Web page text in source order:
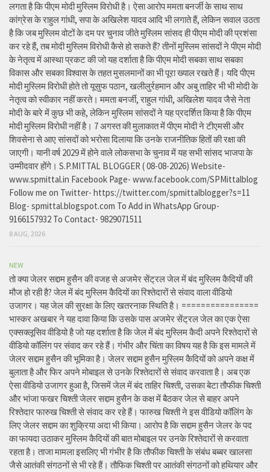
लगता है कि पीएम मोदी मुस्लिम विरोधी है। ऐसा आरोप ममता बनर्जी के साथ साथ
कांग्रेस के राहुल गांधी, सपा के अखिलेश यादव आदि भी लगाते हैं, लेकिन सवाल उठता
है कि जब मुस्लिम वोटों के दम पर चुनाव जीते मुस्लिम सांसद ही पीएम मोदी की प्रशंसा
कर रहे हैं, तब मोदी मुस्लिम विरोधी कैसे हो सकते हैं? तीनों मुस्लिम सांसदों ने पीएम मोदी
के नेतृत्व में आस्था प्रकट की जो यह दर्शाता है कि पीएम मोदी सबका साथ सबका
विकास और सबका विश्वास के तहत मुसलमानों का भी पूरा ख्याल रखते हैं। यदि पीएम
मोदी मुस्लिम विरोधी होते तो यूसुफ पठान, खलीलुर्रहमान और अबु ताहिर भी भी मोदी के
नेतृत्व को स्वीकार नहीं करते। ममता बनर्जी, राहुल गांधी, अखिलेश यादव जैसे नेता
मोदी के बारे में कुछ भी कहे, लेकिन मुस्लिम सांसदों ने यह प्रदर्शित किया है कि पीएम
मोदी मुस्लिम विरोधी नहीं है। 7 अगस्त की मुलाकात में पीएम मोदी ने टीएमसी और
शिवसेना से आए सांसदों को भरोसा दिलाया कि उनके राजनीतिक हितों की रक्षा की
जाएगी। यानी वर्ष 2029 में होने वाले लोकसभा के चुनाव में यह सभी सांसद भाजपा के
उम्मीदवार होंगे। S.P.MITTAL BLOGGER ( 08-08-2026) Website-
www.spmittal.in Facebook Page- www.facebook.com/SPMittalblog
Follow me on Twitter- https://twitter.com/spmittalblogger?s=11
Blog- spmittal.blogspot.com To Add in WhatsApp Group-
9166157932 To Contact- 9829071511
8 AUG, 2026
NEW
तो क्या जेलर सद्दाम हुसैन की वजह से अजमेर सेंट्रल जेल में बंद मुस्लिम कैदियों की
मौज हो रही है? जेल में बंद मुस्लिम कैदियों का रिश्तेदारों से संवाद वाला वीडियो
उजागर। यह जेल की सुरक्षा के लिए खतरनाक स्थिति है। ================
भास्कर अखबार ने यह दावा किया कि उसके पास अजमेर सेंट्रल जेल का एक ऐसा
एक्सक्लूसिव वीडियो है जो यह दर्शाता है कि जेल में बंद मुस्लिम कैदी अपने रिश्तेदारों से
वीडियो कॉलिंग पर संवाद कर रहे हैं। गंभीर और चिंता का विषय यह है कि इस मामले में
जेलर सद्दाम हुसैन की भूमिका है। जेलर सद्दाम हुसैन मुस्लिम कैदियों को अपने कक्ष में
बुलाता है और फिर अपने मोबाइल से उनके रिश्तेदारों से संवाद करवाता है। अब एक
ऐसा वीडियो उजागर हुआ है, जिसमें जेल में बंद ताहिर चिश्ती, उसका बेटा तौफीक चिश्ती
और भांजा फखर चिश्ती जेलर सद्दाम हुसैन के कक्ष में बैठकर जेल से बाहर अपने
रिश्तेदार फारुख चिश्ती से संवाद कर रहे हैं। फारुख चिश्ती ने इस वीडियो कॉलिंग के
लिए जेलर सद्दाम का शुक्रिया अदा भी किया। आरोप है कि सद्दाम हुसैन जेलर के पद
का फायदा उठाकर मुस्लिम कैदियों की बात मोबाइल पर उनके रिश्तेदारों से करवाता
रहता है। ताजा मामला इसलिए भी गंभीर है कि तौफीक चिश्ती के संबंध बब्बर खालसा
जैसे आतंकी संगठनों से भी रहे हैं। तौफिक चिश्ती पर आतंकी संगठनों को हथियार और